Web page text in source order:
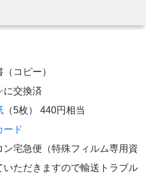
コピー）
に交換済
（5枚） 440円相当
ード
ン宅急便（特殊フィルム専用資
いただきますので輸送トラブル